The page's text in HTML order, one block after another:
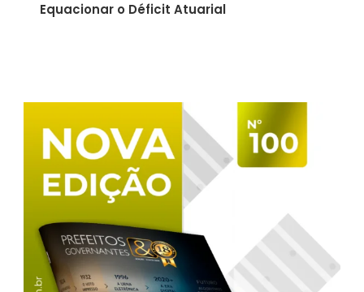
Equacionar o Déficit Atuarial